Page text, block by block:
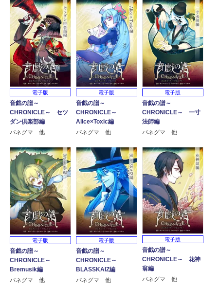
電子版
音戯の譜～
CHRONICLE～ セツ
ダン倶楽部編
パネグマ 他
電子版
音戯の譜～
CHRONICLE～
Alice×Toxic編
パネグマ 他
電子版
音戯の譜～
CHRONICLE～ 一寸
法師編
パネグマ 他
電子版
音戯の譜～
CHRONICLE～
Bremusik編
パネグマ 他
電子版
音戯の譜～
CHRONICLE～
BLASSKAIZ編
パネグマ 他
電子版
音戯の譜～
CHRONICLE～ 花神
翁編
パネグマ 他